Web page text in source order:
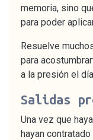
memoria, sino
para poder
Resuelve
para
a la presión el
Salidas
Una vez que
hayan